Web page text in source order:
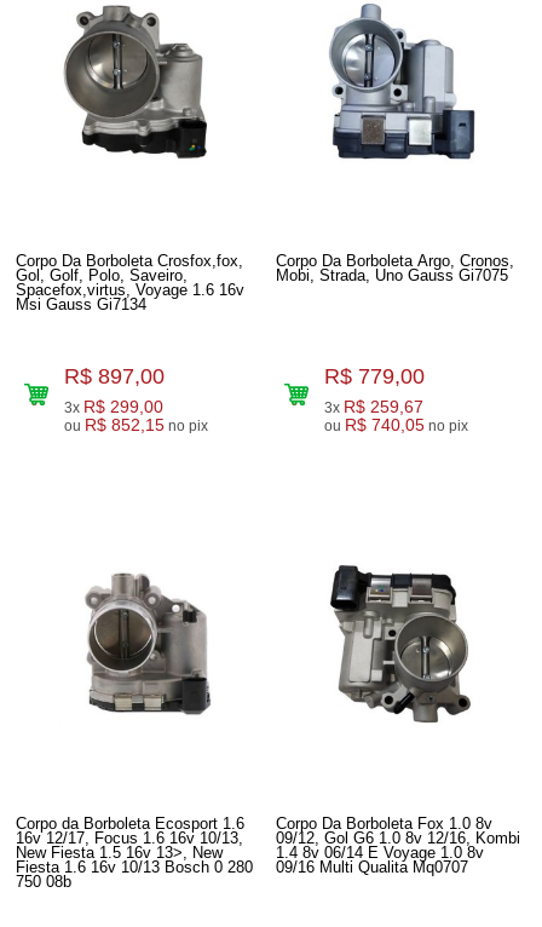
Corpo Da Borboleta Crosfox,fox,
Gol, Golf, Polo, Saveiro,
Spacefox,virtus, Voyage 1.6 16v
Msi Gauss Gi7134
R$ 897,00
3x R$ 299,00
ou R$ 852,15 no pix
Corpo Da Borboleta Argo, Cronos,
Mobi, Strada, Uno Gauss Gi7075
R$ 779,00
3x R$ 259,67
ou R$ 740,05 no pix
Corpo da Borboleta Ecosport 1.6
16v 12/17, Focus 1.6 16v 10/13,
New Fiesta 1.5 16v 13>, New
Fiesta 1.6 16v 10/13 Bosch 0 280
750 08b
Corpo Da Borboleta Fox 1.0 8v
09/12, Gol G6 1.0 8v 12/16, Kombi
1.4 8v 06/14 E Voyage 1.0 8v
09/16 Multi Qualita Mq0707